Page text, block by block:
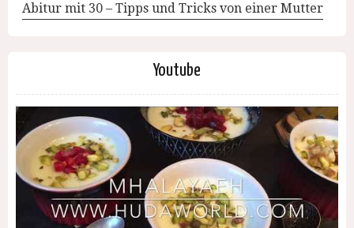
Abitur mit 30 – Tipps und Tricks von einer Mutter
Youtube